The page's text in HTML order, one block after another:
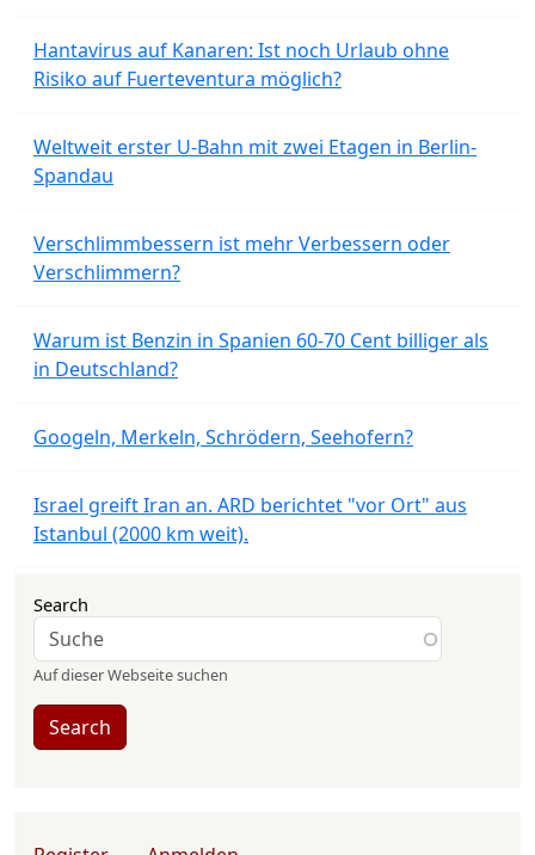
Hantavirus auf Kanaren: Ist noch Urlaub ohne
Risiko auf Fuerteventura möglich?
Weltweit erster U-Bahn mit zwei Etagen in Berlin-
Spandau
Verschlimmbessern ist mehr Verbessern oder
Verschlimmern?
Warum ist Benzin in Spanien 60-70 Cent billiger als
in Deutschland?
Googeln, Merkeln, Schrödern, Seehofern?
Israel greift Iran an. ARD berichtet "vor Ort" aus
Istanbul (2000 km weit).
Search
Auf dieser Webseite suchen
Search
User account menu